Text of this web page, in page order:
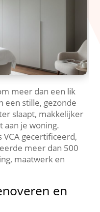
meer dan een lik
een stille, gezonde
slaapt, makkelijker
aan je woning.​
gecertificeerd,
meer dan 500
maatwerk en
en